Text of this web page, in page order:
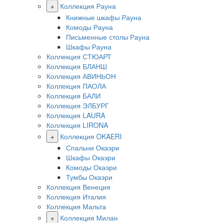
+
Коллекция Рауна
Книжные шкафы Рауна
Комоды Рауна
Письменные столы Рауна
Шкафы Рауна
Коллекция СТЮАРТ
Коллекция БЛАНШ
Коллекция АВИНЬОН
Коллекция ПАОЛА
Коллекция БАЛИ
Коллекция ЭЛБУРГ
Коллекция LAURA
Коллекция LIRONA
+
Коллекция OKAERI
Спальни Окаэри
Шкафы Окаэри
Комоды Окаэри
Тумбы Окаэри
Коллекция Венеция
Коллекция Италия
Коллекция Мальта
+
Коллекция Милан